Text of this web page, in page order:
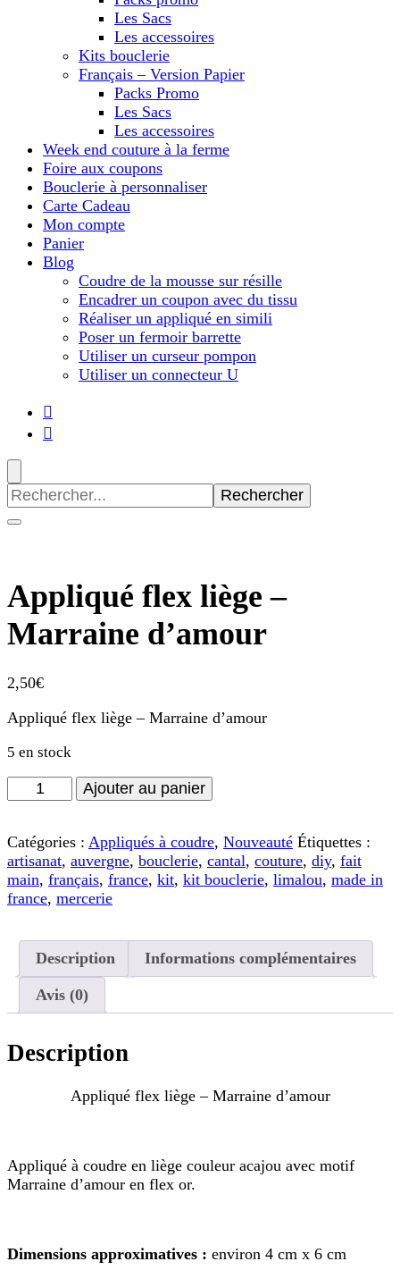
Les Sacs
Les accessoires
Kits bouclerie
Français – Version Papier
Packs Promo
Les Sacs
Les accessoires
Week end couture à la ferme
Foire aux coupons
Bouclerie à personnaliser
Carte Cadeau
Mon compte
Panier
Blog
Coudre de la mousse sur résille
Encadrer un coupon avec du tissu
Réaliser un appliqué en simili
Poser un fermoir barrette
Utiliser un curseur pompon
Utiliser un connecteur U
Recherche
pour
:
Appliqué flex liège –
Marraine d’amour
2,50€
Appliqué flex liège – Marraine d’amour
5 en stock
quantité
de
flex
liège
-
Marraine
Ajouter au panier
Catégories : Appliqués à coudre, Nouveauté Étiquettes :
artisanat, auvergne, bouclerie, cantal, couture, diy, fait
main, français, france, kit, kit bouclerie, limalou, made in
france, mercerie
Description Informations complémentaires
Avis (0)
Description
Appliqué flex liège – Marraine d’amour
Appliqué à coudre en liège couleur acajou avec motif
Marraine d’amour en flex or.
Dimensions approximatives : environ 4 cm x 6 cm